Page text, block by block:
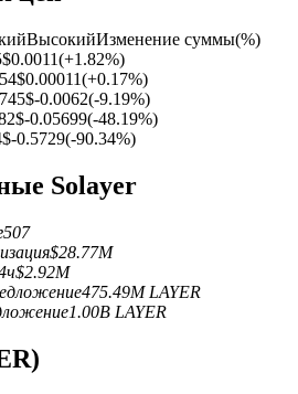
ВысокийИзменение суммы(%)
$0.0011(+1.82%)
$0.00011(+0.17%)
$-0.0062(-9.19%)
$-0.05699(-48.19%)
$-0.5729(-90.34%)
Solayer
507
$28.77M
$2.92M
475.49M LAYER
1.00B LAYER